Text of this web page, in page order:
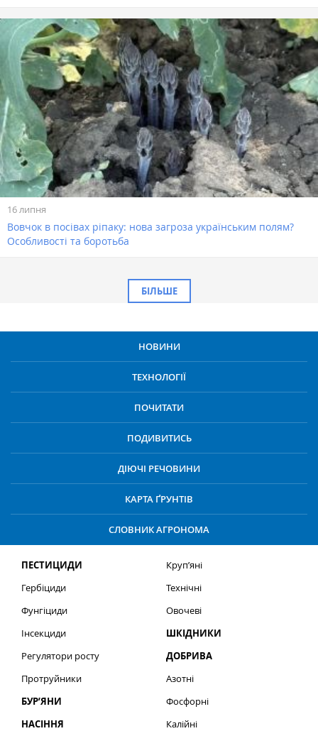
16 липня
Вовчок в посівах ріпаку: нова загроза українським полям?
Особливості та боротьба
БІЛЬШЕ
НОВИНИ
ТЕХНОЛОГІЇ
ПОЧИТАТИ
ПОДИВИТИСЬ
ДІЮЧІ РЕЧОВИНИ
КАРТА ҐРУНТІВ
СЛОВНИК АГРОНОМА
ПЕСТИЦИДИ
Гербіциди
Фунгіциди
Інсекциди
Регулятори росту
Протруйники
БУР’ЯНИ
НАСІННЯ
Круп’яні
Технічні
Овочеві
ШКІДНИКИ
ДОБРИВА
Азотні
Фосфорні
Калійні